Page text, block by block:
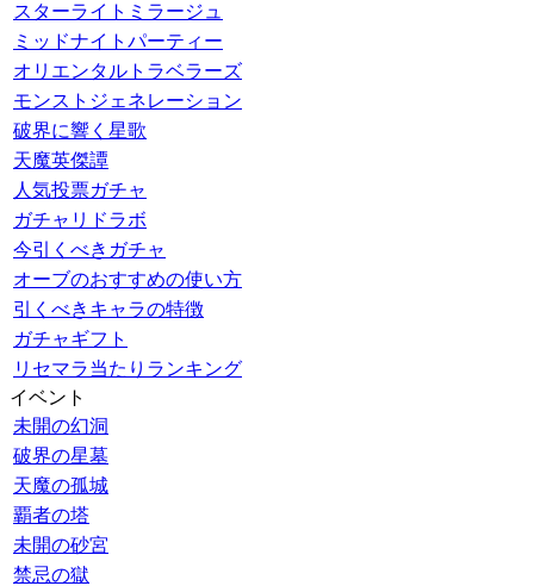
スターライトミラージュ
ミッドナイトパーティー
オリエンタルトラベラーズ
モンストジェネレーション
破界に響く星歌
天魔英傑譚
人気投票ガチャ
ガチャリドラボ
今引くべきガチャ
オーブのおすすめの使い方
引くべきキャラの特徴
ガチャギフト
リセマラ当たりランキング
イベント
未開の幻洞
破界の星墓
天魔の孤城
覇者の塔
未開の砂宮
禁忌の獄